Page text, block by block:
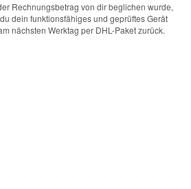
Rechnungsbetrag von dir beglichen wurde,
dein funktionsfähiges und geprüftes Gerät
nächsten Werktag per DHL-Paket zurück.